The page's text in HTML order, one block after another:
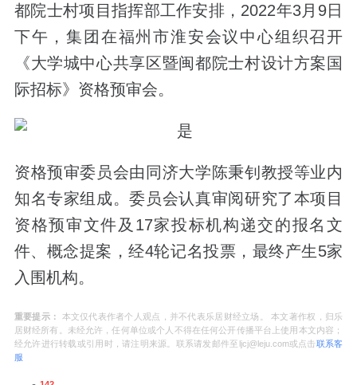
都院士村项目指挥部工作安排，2022年3月9日
下午，集团在福州市淮安会议中心组织召开
《大学城中心共享区暨闽都院士村设计方案国
际招标》资格预审会。
资格预审委员会由同济大学陈秉钊教授等业内
知名专家组成。委员会认真审阅研究了本项目
资格预审文件及17家投标机构递交的报名文
件、概念提案，经4轮记名投票，最终产生5家
入围机构。
重要提示：
本文仅代表作者个人观点，并不代表乐居财经立场。 本文著作权，归乐
居财经所有。未经允许，任何单位或个人不得在任何公开传播平台上使用本文内容；
经允许进行转载或引用时，请注明来源。联系请发邮件至ljcj@leju.com或点击联系客
服